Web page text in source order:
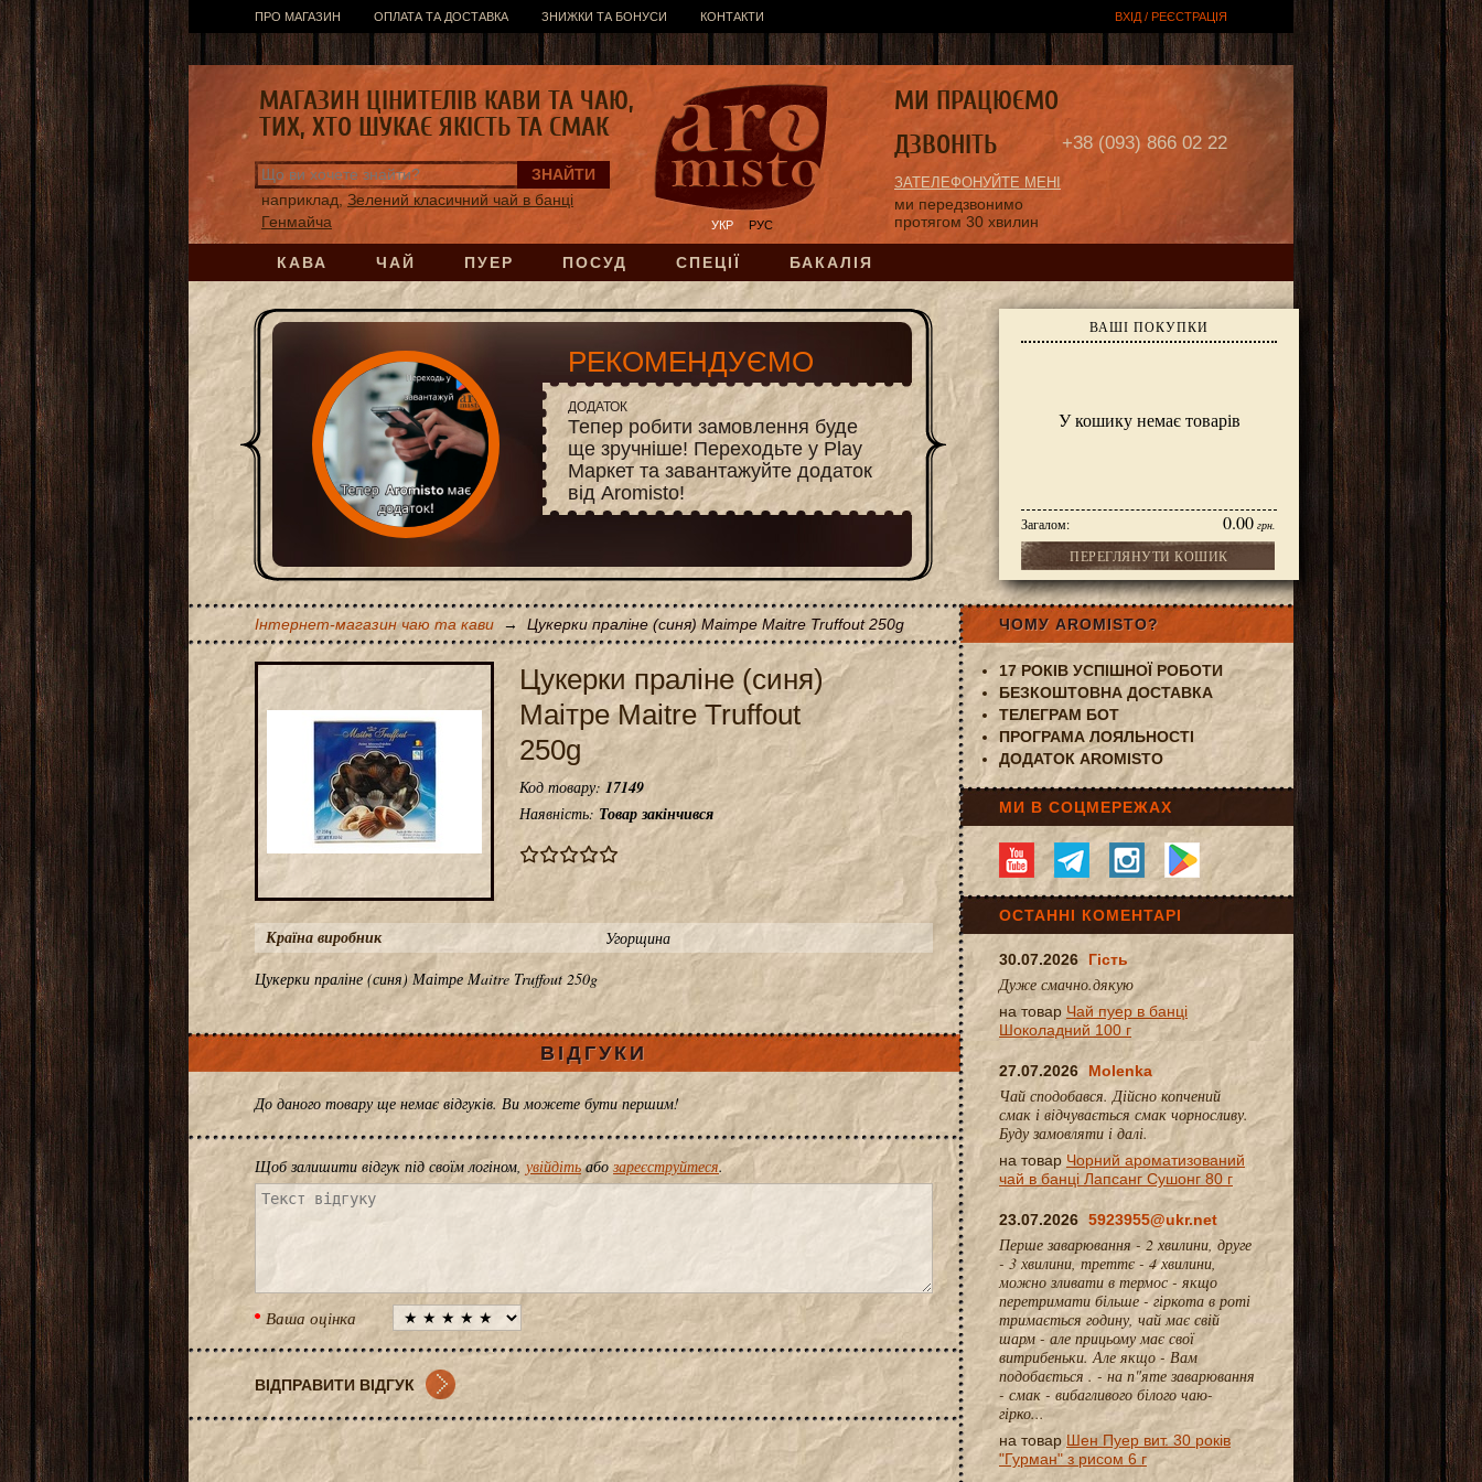
ПРО МАГАЗИН ОПЛАТА ТА ДОСТАВКА ЗНИЖКИ ТА БОНУСИ КОНТАКТИ ВХІД / РЕЄСТРАЦІЯ
КАВА ЧАЙ ПУЕР ПОСУД СПЕЦІЇ БАКАЛІЯ
УКР РУС
наприклад, Зелений класичний чай в банці
Генмайча
ВАШІ ПОКУПКИ
У кошику немає товарів
Загалом: 0.00 грн.
ПЕРЕГЛЯНУТИ КОШИК
+38 (093) 866 02 22
ЗАТЕЛЕФОНУЙТЕ МЕНІ
ми передзвонимо
протягом 30 хвилин
МАГАЗИН ЦІНИТЕЛІВ КАВИ ТА ЧАЮ,
ТИХ, ХТО ШУКАЄ ЯКІСТЬ ТА СМАК
МИ ПРАЦЮЄМО
ДЗВОНІТЬ
РЕКОМЕНДУЄМО
ДОДАТОК
Тепер робити замовлення буде
ще зручніше! Переходьте у Play
Маркет та завантажуйте додаток
від Aromisto!
Інтернет-магазин чаю та кави → Цукерки праліне (синя) Маітре Maitre Truffout 250g
Цукерки праліне (синя)
Маітре Maitre Truffout
250g
Код товару: 17149
Наявність:Товар закінчився
Країна виробник
Угорщина
Цукерки праліне (синя) Маітре Maitre Truffout 250g
ВІДГУКИ
До даного товару ще немає відгуків. Ви можете бути першим!
Щоб залишити відгук під своїм логіном, увійдітьабозареєструйтеся.
Ваша оцінка
ЧОМУ AROMISTO?
17 РОКІВ УСПІШНОЇ РОБОТИ
БЕЗКОШТОВНА ДОСТАВКА
ТЕЛЕГРАМ БОТ
ПРОГРАМА ЛОЯЛЬНОСТІ
ДОДАТОК AROMISTO
МИ В СОЦМЕРЕЖАХ
ОСТАННІ КОМЕНТАРІ
30.07.2026 Гість
Дуже смачно.дякую
на товар Чай пуер в банці
Шоколадний 100 г
27.07.2026 Molenka
Чай сподобався. Дійсно копчений
смак і відчувається смак чорносливу.
Буду замовляти і далі.
на товар Чорний ароматизований
чай в банці Лапсанг Сушонг 80 г
23.07.2026 5923955@ukr.net
Перше заварювання - 2 хвилини, друге
- 3 хвилини, треттє - 4 хвилини,
можно зливати в термос - якщо
перетримати більше - гіркота в роті
тримається годину, чай має свій
шарм - але прицьому має свої
витрибеньки. Але якщо - Вам
подобається . - на п"яте заварювання
- смак - вибагливого білого чаю-
гірко...
на товар Шен Пуер вит. 30 років
"Гурман" з рисом 6 г